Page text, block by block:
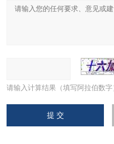
请输入计算结果（填写阿拉伯数